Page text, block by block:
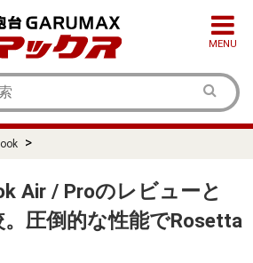
MENU
>
Air / Proのレビューと
圧倒的な性能でRosetta